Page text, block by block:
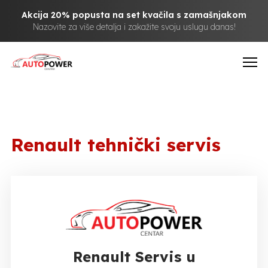
Akcija 20% popusta na set kvačila s zamašnjakom
Nazovite za više detalja i zakažite svoju uslugu danas!
Renault tehnički servis
Renault Servis u